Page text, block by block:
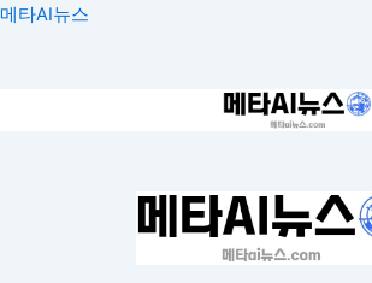
콘
메타AI뉴스